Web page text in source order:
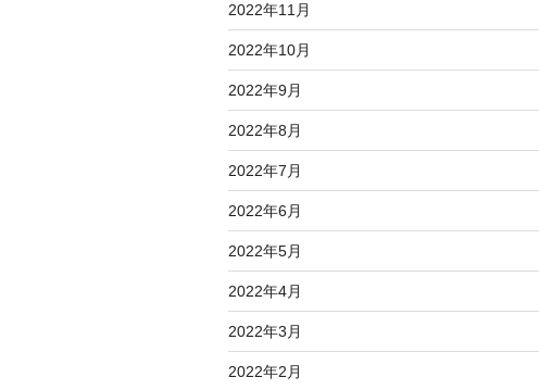
2022年11月
2022年10月
2022年9月
2022年8月
2022年7月
2022年6月
2022年5月
2022年4月
2022年3月
2022年2月